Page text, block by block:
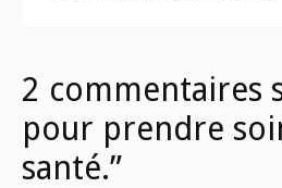
2 commentaires
pour prendre
santé.”